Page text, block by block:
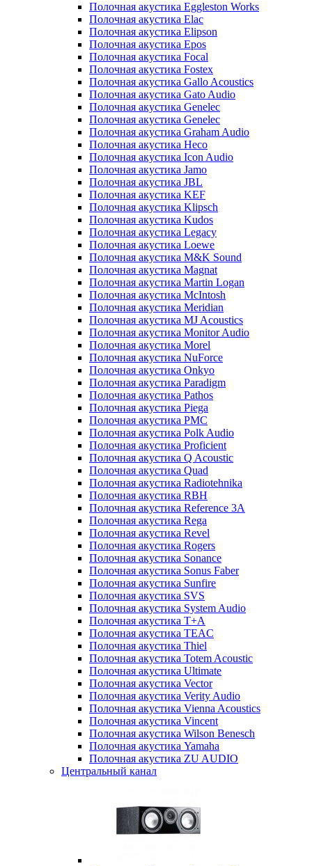
Полочная акустика Eggleston Works
Полочная акустика Elac
Полочная акустика Elipson
Полочная акустика Epos
Полочная акустика Focal
Полочная акустика Fostex
Полочная акустика Gallo Acoustics
Полочная акустика Gato Audio
Полочная акустика Genelec
Полочная акустика Genelec
Полочная акустика Graham Audio
Полочная акустика Heco
Полочная акустика Icon Audio
Полочная акустика Jamo
Полочная акустика JBL
Полочная акустика KEF
Полочная акустика Klipsch
Полочная акустика Kudos
Полочная акустика Legacy
Полочная акустика Loewe
Полочная акустика M&K Sound
Полочная акустика Magnat
Полочная акустика Martin Logan
Полочная акустика McIntosh
Полочная акустика Meridian
Полочная акустика MJ Acoustics
Полочная акустика Monitor Audio
Полочная акустика Morel
Полочная акустика NuForce
Полочная акустика Onkyo
Полочная акустика Paradigm
Полочная акустика Pathos
Полочная акустика Piega
Полочная акустика PMC
Полочная акустика Polk Audio
Полочная акустика Proficient
Полочная акустика Q Acoustic
Полочная акустика Quad
Полочная акустика Radiotehnika
Полочная акустика RBH
Полочная акустика Reference 3A
Полочная акустика Rega
Полочная акустика Revel
Полочная акустика Rogers
Полочная акустика Sonance
Полочная акустика Sonus Faber
Полочная акустика Sunfire
Полочная акустика SVS
Полочная акустика System Audio
Полочная акустика T+A
Полочная акустика TEAC
Полочная акустика Thiel
Полочная акустика Totem Acoustic
Полочная акустика Ultimate
Полочная акустика Vector
Полочная акустика Verity Audio
Полочная акустика Vienna Acoustics
Полочная акустика Vincent
Полочная акустика Wilson Benesch
Полочная акустика Yamaha
Полочная акустика ZU AUDIO
Центральный канал